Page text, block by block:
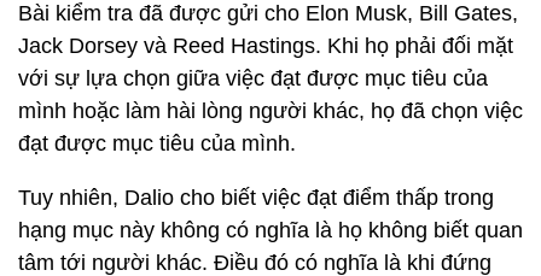
Bài kiểm tra đã được gửi cho Elon Musk, Bill Gates,
Jack Dorsey và Reed Hastings. Khi họ phải đối mặt
với sự lựa chọn giữa việc đạt được mục tiêu của
mình hoặc làm hài lòng người khác, họ đã chọn việc
đạt được mục tiêu của mình.
Tuy nhiên, Dalio cho biết việc đạt điểm thấp trong
hạng mục này không có nghĩa là họ không biết quan
tâm tới người khác. Điều đó có nghĩa là khi đứng